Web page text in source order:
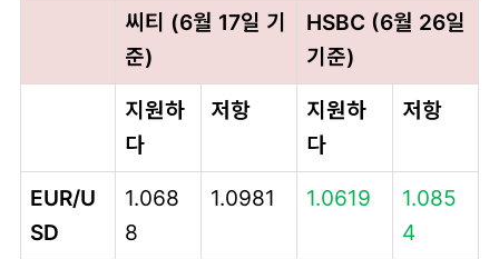
씨티 (6월 17일 기
준)
HSBC (6월 26일
기준)
지원하
다
저항
지원하
다
저항
EUR/U
SD
1.068
8
1.0981 1.0619
1.085
4